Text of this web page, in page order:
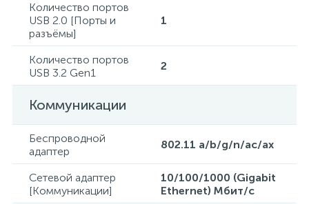
Количество портов
USB 2.0 [Порты и
разъёмы]
1
Количество портов
USB 3.2 Gen1
2
Коммуникации
Беспроводной
адаптер
802.11 a/b/g/n/ac/ax
Сетевой адаптер
[Коммуникации]
10/100/1000 (Gigabit
Ethernet) Мбит/с